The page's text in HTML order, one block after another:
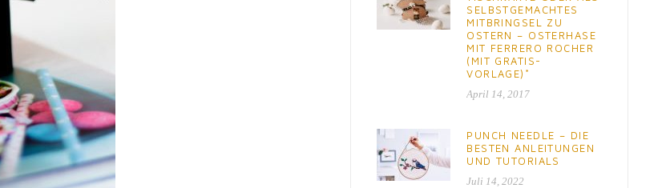
SELBSTGEMACHTES
MITBRINGSEL ZU
OSTERN – OSTERHASE
MIT FERRERO ROCHER
(MIT GRATIS-
VORLAGE)*
April 14, 2017
PUNCH NEEDLE – DIE
BESTEN ANLEITUNGEN
UND TUTORIALS
Juli 14, 2022